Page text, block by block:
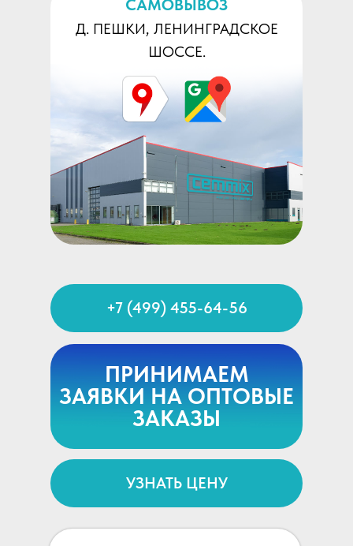
Д. ПЕШКИ, ЛЕНИНГРАДСКОЕ
ШОССЕ.
САМОВЫВОЗ
ПРИНИМАЕМ
ЗАЯВКИ НА ОПТОВЫЕ
ЗАКАЗЫ
УЗНАТЬ ЦЕНУ
+7 (499) 455-64-56